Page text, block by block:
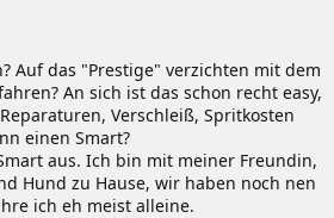
Auf das "Prestige" verzichten mit dem
An sich ist das schon recht easy,
Verschleiß, Spritkosten
einen Smart?
aus. Ich bin mit meiner Freundin,
Hund zu Hause, wir haben noch nen
ich eh meist alleine.